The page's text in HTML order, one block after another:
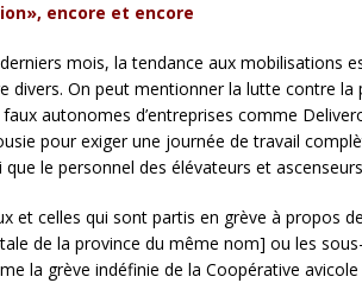
encore et encore
mois, la tendance aux mobilisations
divers. On peut mentionner la lutte contre
autonomes d’entreprises comme
pour exiger une journée de travail
le personnel des élévateurs et
et celles qui sont partis en grève à propos
de la province du même nom] ou les
la grève indéfinie de la Coopérative